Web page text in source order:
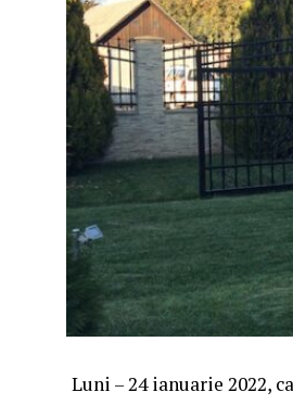
Luni – 24 ianuarie 2022,